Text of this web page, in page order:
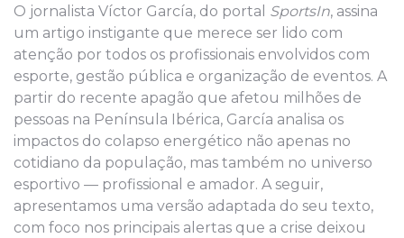
O jornalista Víctor García, do portal SportsIn, assina
um artigo instigante que merece ser lido com
atenção por todos os profissionais envolvidos com
esporte, gestão pública e organização de eventos. A
partir do recente apagão que afetou milhões de
pessoas na Península Ibérica, García analisa os
impactos do colapso energético não apenas no
cotidiano da população, mas também no universo
esportivo — profissional e amador. A seguir,
apresentamos uma versão adaptada do seu texto,
com foco nos principais alertas que a crise deixou